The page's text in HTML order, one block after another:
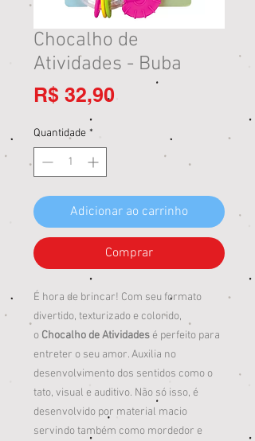
Chocalho de
Atividades - Buba
R$ 32,90
Quantidade *
Adicionar ao carrinho
Comprar
É hora de brincar! Com seu formato
divertido, texturizado e colorido,
o Chocalho de Atividades é perfeito para
entreter o seu amor. Auxilia no
desenvolvimento dos sentidos como o
tato, visual e auditivo. Não só isso, é
desenvolvido por material macio
servindo também como mordedor e